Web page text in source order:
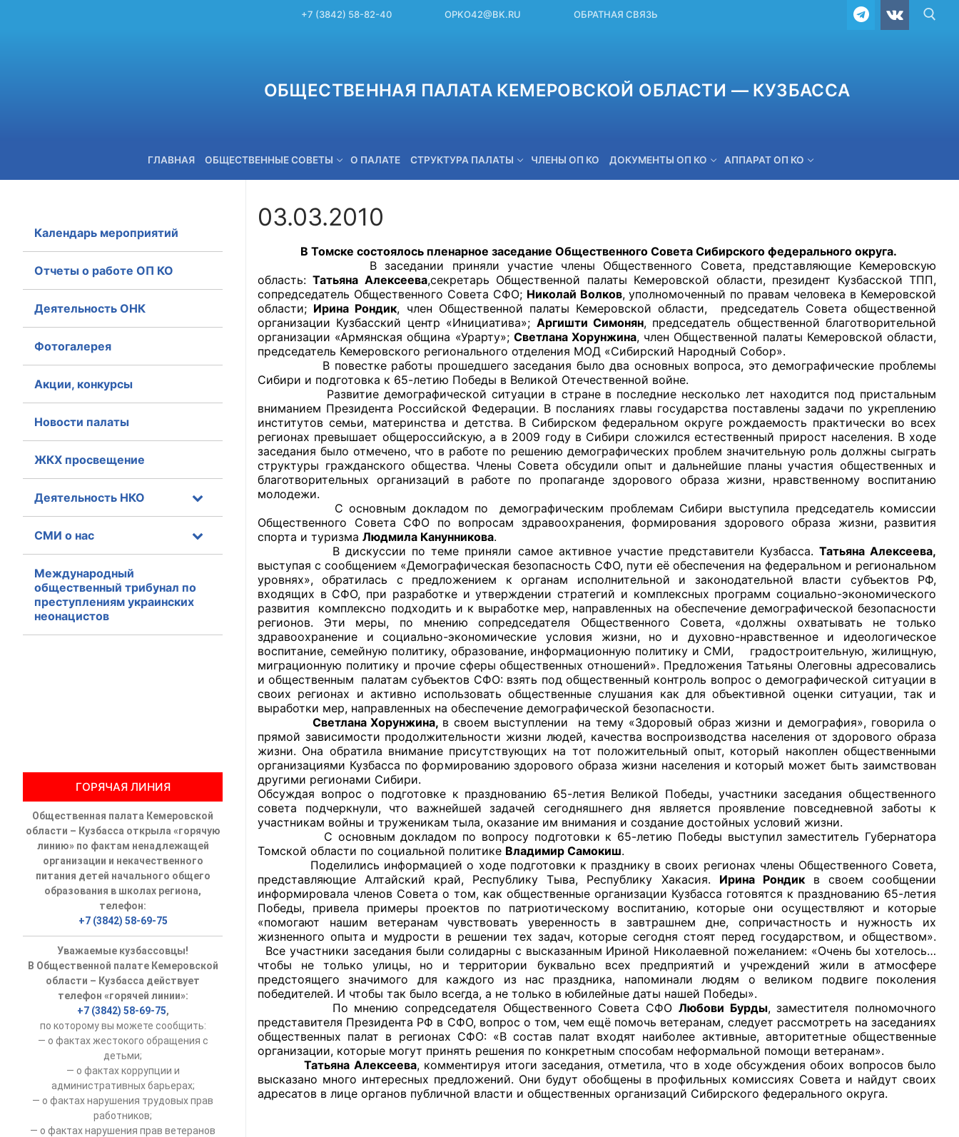
+7 (3842) 58-82-40 OPKO42@BK.RU ОБРАТНАЯ СВЯЗЬ
ОБЩЕСТВЕННАЯ ПАЛАТА КЕМЕРОВСКОЙ ОБЛАСТИ — КУЗБАССА
ГЛАВНАЯ ОБЩЕСТВЕННЫЕ СОВЕТЫ О ПАЛАТЕ СТРУКТУРА ПАЛАТЫ ЧЛЕНЫ ОП КО ДОКУМЕНТЫ ОП КО АППАРАТ ОП КО
+7 (3842) 58-82-40 OPKO42@BK.RU ОБРАТНАЯ СВЯЗЬ
Главная
Общественные советы
Общественные советы при территориальных органах федеральных органов
исполнительной власти
Общественные советы по проведению независимой оценки качества условий
оказания услуг
Структура Палаты
Комиссии
Экспертный совет ОП КО
Совет ОП КО
Общественный штаб
Члены ОП КО
Документы ОП КО
Регламент ОП КО
Кодекс этики ОП КО
Положения
Соглашения
Рекомендации
Порядок работы ЦОН
Аппарат ОП КО
УСТАВ ГКУ “АППАРАТ ОП КО”
Доходы руководителя за 2024 г.
03.03.2010
В Томске состоялось пленарное заседание Общественного Совета Сибирского федерального округа.
В заседании приняли участие члены Общественного Совета, представляющие Кемеровскую
область:Татьяна Алексеева,секретарь Общественной палаты Кемеровской области, президент Кузбасской ТПП,
сопредседатель Общественного Совета СФО; Николай Волков, уполномоченный по правам человека в Кемеровской
области; Ирина Рондик, член Общественной палаты Кемеровской области, председатель Совета общественной
организации Кузбасский центр «Инициатива»; Аргишти Симонян, председатель общественной благотворительной
организации «Армянская община «Урарту»; Светлана Хорунжина, член Общественной палаты Кемеровской области,
председатель Кемеровского регионального отделения МОД «Сибирский Народный Собор».
В повестке работы прошедшего заседания было два основных вопроса, это демографические проблемы
Сибири и подготовка к 65-летию Победы в Великой Отечественной войне.
Развитие демографической ситуации в стране в последние несколько лет находится под пристальным
вниманием Президента Российской Федерации. В посланиях главы государства поставлены задачи по укреплению
институтов семьи, материнства и детства. В Сибирском федеральном округе рождаемость практически во всех
регионах превышает общероссийскую, а в 2009 году в Сибири сложился естественный прирост населения. В ходе
заседания было отмечено, что в работе по решению демографических проблем значительную роль должны сыграть
структуры гражданского общества. Члены Совета обсудили опыт и дальнейшие планы участия общественных и
благотворительных организаций в работе по пропаганде здорового образа жизни, нравственному воспитанию
молодежи.
С основным докладом по демографическим проблемам Сибири выступила председатель комиссии
Общественного Совета СФО по вопросам здравоохранения, формирования здорового образа жизни, развития
спорта и туризма Людмила Канунникова.
В дискуссии по теме приняли самое активное участие представители Кузбасса. Татьяна Алексеева,
выступая с сообщением «Демографическая безопасность СФО, пути её обеспечения на федеральном и региональном
уровнях», обратилась с предложением к органам исполнительной и законодательной власти субъектов РФ,
входящих в СФО, при разработке и утверждении стратегий и комплексных программ социально-экономического
развития комплексно подходить и к выработке мер, направленных на обеспечение демографической безопасности
регионов. Эти меры, по мнению сопредседателя Общественного Совета, «должны охватывать не только
здравоохранение и социально-экономические условия жизни, но и духовно-нравственное и идеологическое
воспитание, семейную политику, образование, информационную политику и СМИ, градостроительную, жилищную,
миграционную политику и прочие сферы общественных отношений». Предложения Татьяны Олеговны адресовались
и общественным палатам субъектов СФО: взять под общественный контроль вопрос о демографической ситуации в
своих регионах и активно использовать общественные слушания как для объективной оценки ситуации, так и
выработки мер, направленных на обеспечение демографической безопасности.
Светлана Хорунжина, в своем выступлении на тему «Здоровый образ жизни и демография», говорила о
прямой зависимости продолжительности жизни людей, качества воспроизводства населения от здорового образа
жизни. Она обратила внимание присутствующих на тот положительный опыт, который накоплен общественными
организациями Кузбасса по формированию здорового образа жизни населения и который может быть заимствован
другими регионами Сибири.
Обсуждая вопрос о подготовке к празднованию 65-летия Великой Победы, участники заседания общественного
совета подчеркнули, что важнейшей задачей сегодняшнего дня является проявление повседневной заботы к
участникам войны и труженикам тыла, оказание им внимания и создание достойных условий жизни.
С основным докладом по вопросу подготовки к 65-летию Победы выступил заместитель Губернатора
Томской области по социальной политике Владимир Самокиш.
Поделились информацией о ходе подготовки к празднику в своих регионах члены Общественного Совета,
представляющие Алтайский край, Республику Тыва, Республику Хакасия. Ирина Рондикв своем сообщении
информировала членов Совета о том, как общественные организации Кузбасса готовятся к празднованию 65-летия
Победы, привела примеры проектов по патриотическому воспитанию, которые они осуществляют и которые
«помогают нашим ветеранам чувствовать уверенность в завтрашнем дне, сопричастность и нужность их
жизненного опыта и мудрости в решении тех задач, которые сегодня стоят перед государством, и обществом».
Все участники заседания были солидарны с высказанным Ириной Николаевной пожеланием: «Очень бы хотелось…
чтобы не только улицы, но и территории буквально всех предприятий и учреждений жили в атмосфере
предстоящего значимого для каждого из нас праздника, напоминали людям о великом подвиге поколения
победителей. И чтобы так было всегда, а не только в юбилейные даты нашей Победы».
По мнению сопредседателя Общественного Совета СФО Любови Бурды, заместителя полномочного
представителя Президента РФ в СФО, вопрос о том, чем ещё помочь ветеранам, следует рассмотреть на заседаниях
общественных палат в регионах СФО: «В состав палат входят наиболее активные, авторитетные общественные
организации, которые могут принять решения по конкретным способам неформальной помощи ветеранам».
Татьяна Алексеева, комментируя итоги заседания, отметила, что в ходе обсуждения обоих вопросов было
высказано много интересных предложений. Они будут обобщены в профильных комиссиях Совета и найдут своих
адресатов в лице органов публичной власти и общественных организаций Сибирского федерального округа.
Календарь мероприятий
Отчеты о работе ОП КО
Деятельность ОНК
Фотогалерея
Акции, конкурсы
Новости палаты
ЖКХ просвещение
Деятельность НКО
СМИ о нас
Международный
общественный трибунал по
преступлениям украинских
неонацистов
ГОРЯЧАЯ ЛИНИЯ
Общественная палата Кемеровской
области – Кузбасса открыла «горячую
линию» по фактам ненадлежащей
организации и некачественного
питания детей начального общего
образования в школах региона,
телефон:
+7 (3842) 58-69-75
Уважаемые кузбассовцы!
В Общественной палате Кемеровской
области – Кузбасса действует
телефон «горячей линии»:
+7 (3842) 58-69-75,
по которому вы можете сообщить:
— о фактах жестокого обращения с
детьми;
— о фактах коррупции и
административных барьерах;
— о фактах нарушения трудовых прав
работников;
— о фактах нарушения прав ветеранов